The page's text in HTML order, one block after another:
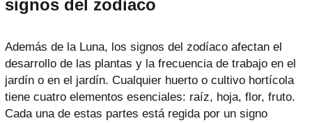
signos del zodiaco
Además de la Luna, los signos del zodíaco afectan el
desarrollo de las plantas y la frecuencia de trabajo en el
jardín o en el jardín. Cualquier huerto o cultivo hortícola
tiene cuatro elementos esenciales: raíz, hoja, flor, fruto.
Cada una de estas partes está regida por un signo